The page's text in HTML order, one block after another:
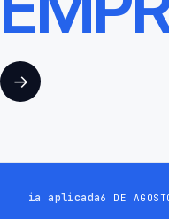
→
ia aplicada6 DE